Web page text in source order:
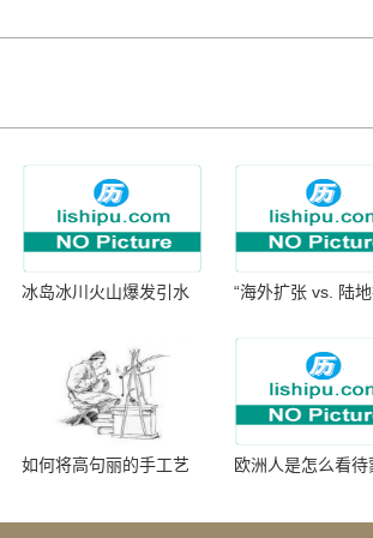
冰岛冰川火山爆发引水
“海外扩张 vs. 陆
如何将高句丽的手工艺
欧洲人是怎么看待